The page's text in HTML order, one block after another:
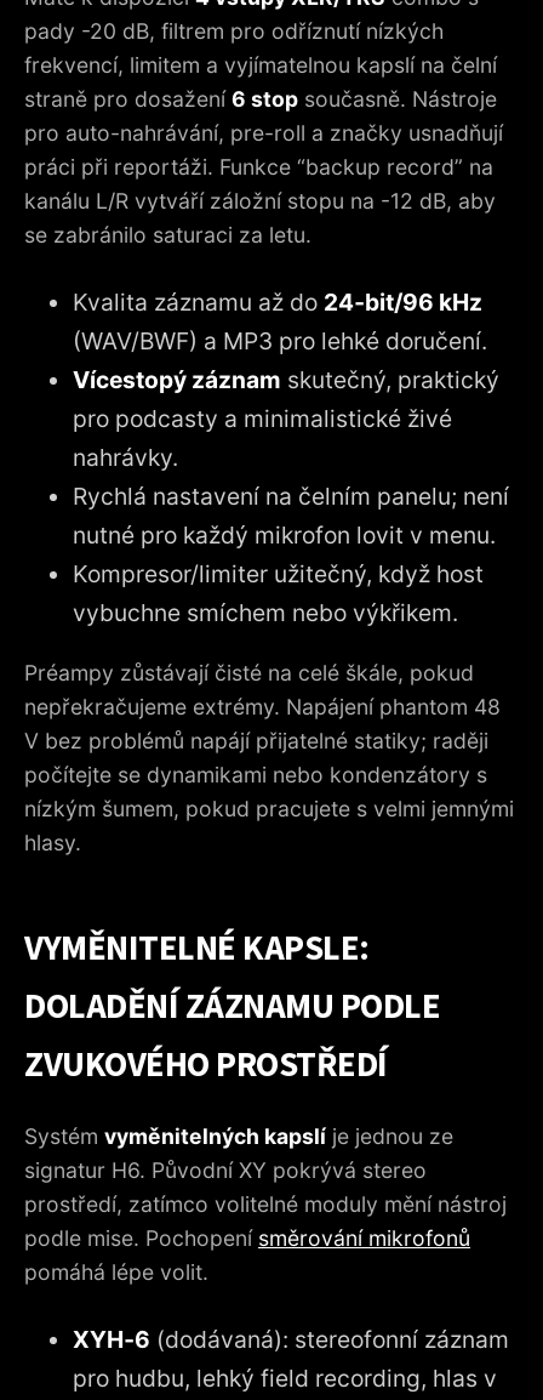
pady -20 dB, filtrem pro odříznutí nízkých
frekvencí, limitem a vyjímatelnou kapslí na čelní
straně pro dosažení6 stop současně. Nástroje
pro auto-nahrávání, pre-roll a značky usnadňují
práci při reportáži. Funkce “backup record” na
kanálu L/R vytváří záložní stopu na -12 dB, aby
se zabránilo saturaci za letu.
Kvalita záznamu až do 24‑bit/96 kHz
(WAV/BWF) a MP3 pro lehké doručení.
Vícestopý záznam skutečný, praktický
pro podcasty a minimalistické živé
nahrávky.
Rychlá nastavení na čelním panelu; není
nutné pro každý mikrofon lovit v menu.
Kompresor/limiter užitečný, když host
vybuchne smíchem nebo výkřikem.
Préampy zůstávají čisté na celé škále, pokud
nepřekračujeme extrémy. Napájení phantom 48
V bez problémů napájí přijatelné statiky; raději
počítejte se dynamikami nebo kondenzátory s
nízkým šumem, pokud pracujete s velmi jemnými
hlasy.
VYMĚNITELNÉ KAPSLE:
DOLADĚNÍ ZÁZNAMU PODLE
ZVUKOVÉHO PROSTŘEDÍ
Systém vyměnitelných kapslí je jednou ze
signatur H6. Původní XY pokrývá stereo
prostředí, zatímco volitelné moduly mění nástroj
podle mise. Pochopení směrování mikrofonů
pomáhá lépe volit.
XYH‑6 (dodávaná): stereofonní záznam
pro hudbu, lehký field recording, hlas v